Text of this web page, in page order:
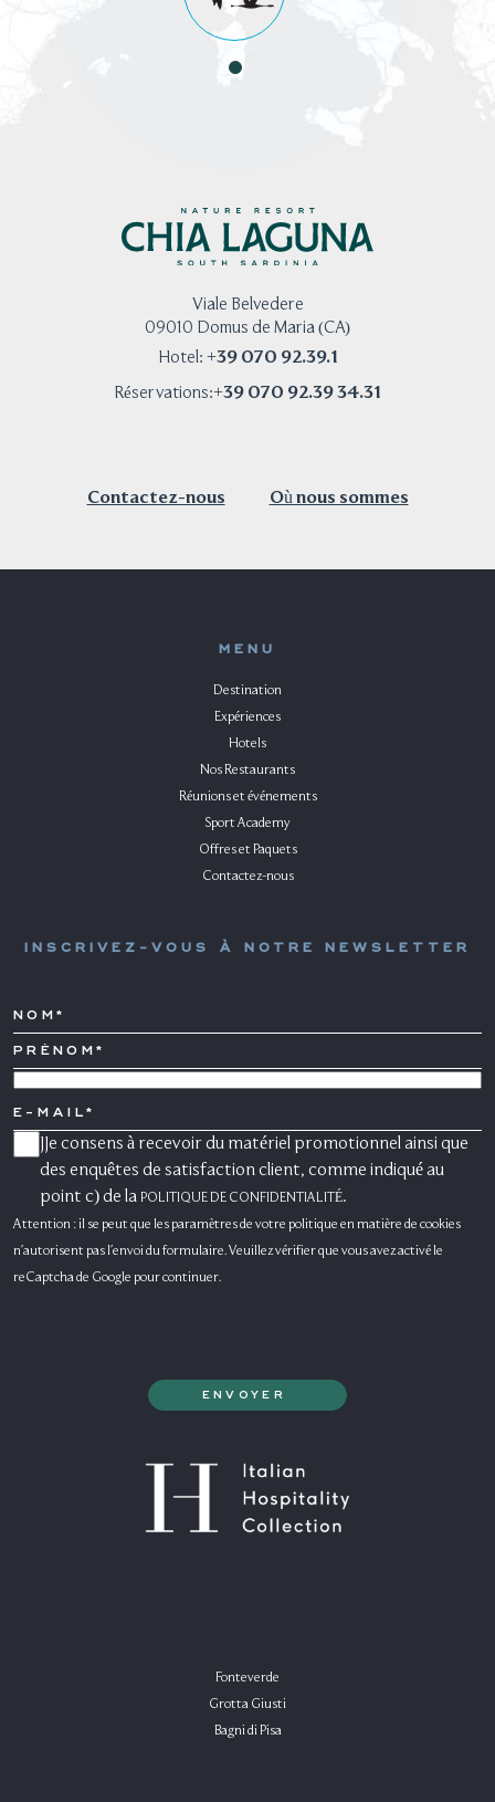
Viale Belvedere
09010 Domus de Maria (CA)
Hotel: +39 070 92.39.1
Réservations:+39 070 92.39 34.31
Contactez-nous Où nous sommes
Fonteverde
Grotta Giusti
Bagni di Pisa
MENU
Destination
Expériences
Hotels
Nos Restaurants
Réunions et événements
Sport Academy
Offres et Paquets
Contactez-nous
INSCRIVEZ-VOUS À NOTRE NEWSLETTER
NOM*
PRÉNOM*
E-
CONSENSO
MARKETING
JJe consens à recevoir du matériel promotionnel ainsi que
des enquêtes de satisfaction client, comme indiqué au
point c) de la POLITIQUE DE CONFIDENTIALITÉ.
Attention : il se peut que les paramètres de votre politique en matière de cookies
n'autorisent pas l'envoi du formulaire. Veuillez vérifier que vous avez activé le
reCaptcha de Google pour continuer.